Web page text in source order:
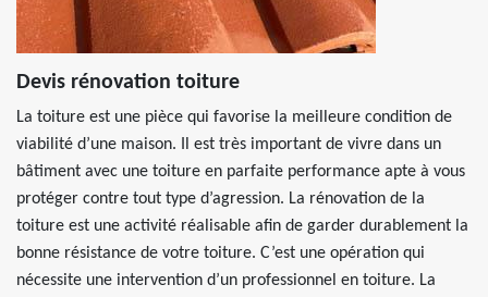
Devis rénovation toiture
La toiture est une pièce qui favorise la meilleure condition de
viabilité d’une maison. Il est très important de vivre dans un
bâtiment avec une toiture en parfaite performance apte à vous
protéger contre tout type d’agression. La rénovation de la
toiture est une activité réalisable afin de garder durablement la
bonne résistance de votre toiture. C’est une opération qui
nécessite une intervention d’un professionnel en toiture. La